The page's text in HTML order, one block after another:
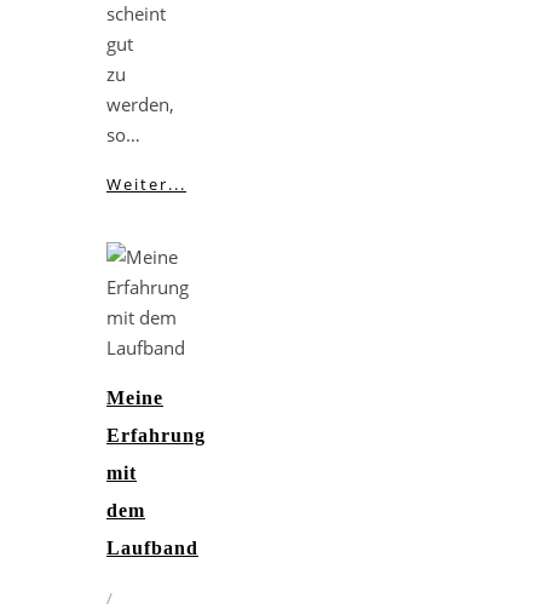
scheint
gut
zu
werden,
so…
Weiter...
Meine
Erfahrung
mit
dem
Laufband
/